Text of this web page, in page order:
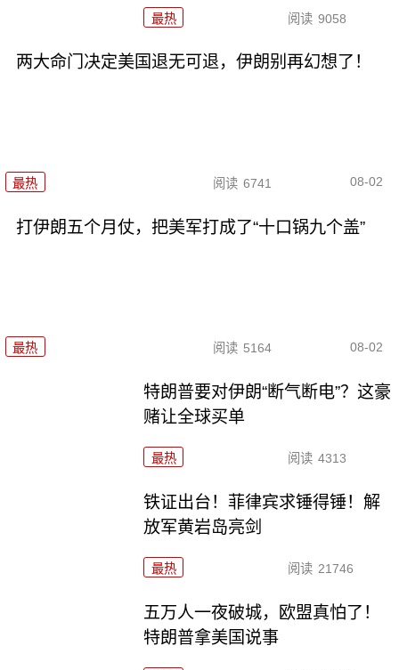
最热 阅读 9058
两大命门决定美国退无可退，伊朗别再幻想了！
最热 阅读 6741 08-02
打伊朗五个月仗，把美军打成了“十口锅九个盖”
最热 阅读 5164 08-02
特朗普要对伊朗“断气断电”？这豪
赌让全球买单
最热 阅读 4313
铁证出台！菲律宾求锤得锤！解
放军黄岩岛亮剑
最热 阅读 21746
五万人一夜破城，欧盟真怕了！
特朗普拿美国说事